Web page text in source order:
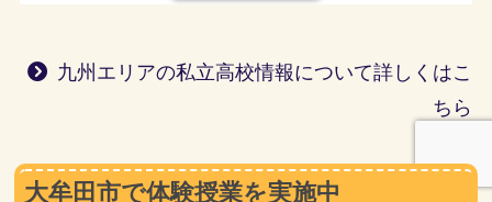
九州エリアの私立高校情報について詳しくはこ
ちら
大牟田市で体験授業を実施中